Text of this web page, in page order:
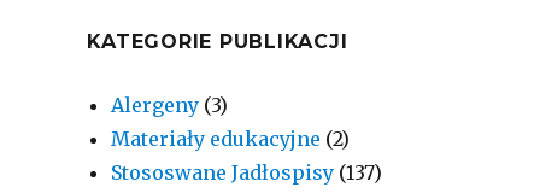
KATEGORIE PUBLIKACJI
Alergeny (3)
Materiały edukacyjne (2)
Stososwane Jadłospisy (137)